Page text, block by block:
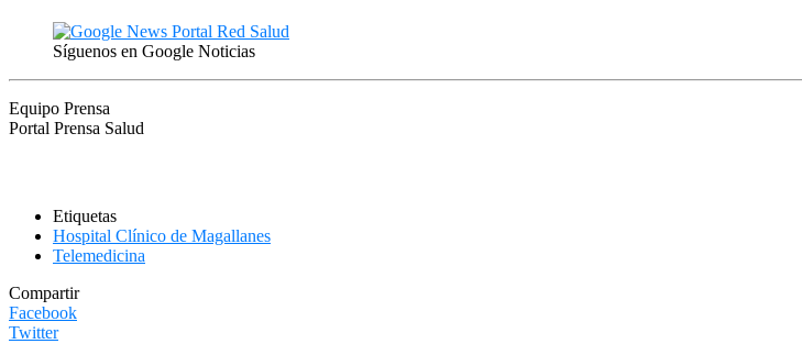
Síguenos en Google Noticias
Equipo Prensa
Portal Prensa Salud
Etiquetas
Hospital Clínico de Magallanes
Telemedicina
Compartir
Facebook
Twitter